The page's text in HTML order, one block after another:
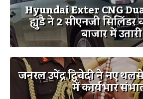
Hyundai Exter CNG
ह्युंडै ने 2 सीएनजी सिलिंडर
बाजार में उतारी
जनरल उपेंद्र द्विवेदी ने नए
में कार्यभार